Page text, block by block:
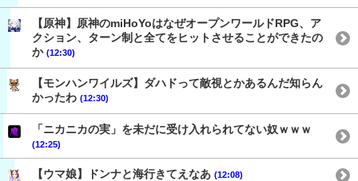
【原神】原神のmiHoYoはなぜオープンワールドRPG、ア
クション、ターン制と全てをヒットさせることができたの
か (12:30)
【モンハンワイルズ】ダハドって敵視とかあるんだ知らん
かったわ (12:30)
「ニカニカの実」を未だに受け入れられてない奴ｗｗｗ
(12:25)
【ウマ娘】ドンナと海行きてえなあ (12:08)